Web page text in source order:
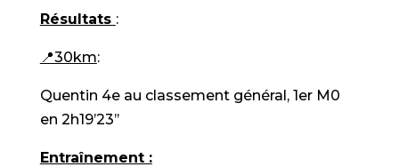
Résultats :
📍30km:
Quentin 4e au classement général, 1er M0
en 2h19’23’’
Entraînement :